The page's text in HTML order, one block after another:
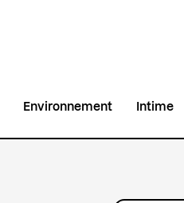
Environnement Intime